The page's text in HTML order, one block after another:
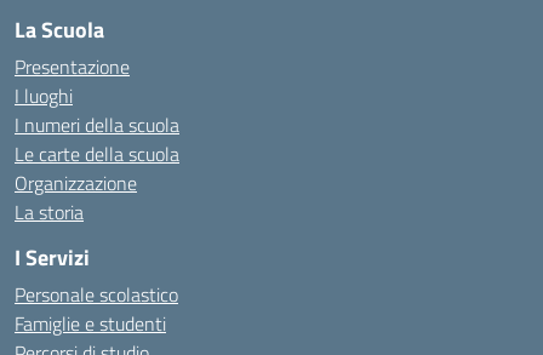
La Scuola
Presentazione
I luoghi
I numeri della scuola
Le carte della scuola
Organizzazione
La storia
I Servizi
Personale scolastico
Famiglie e studenti